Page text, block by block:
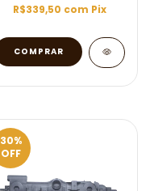
R$339,50 com Pix
30%
OFF